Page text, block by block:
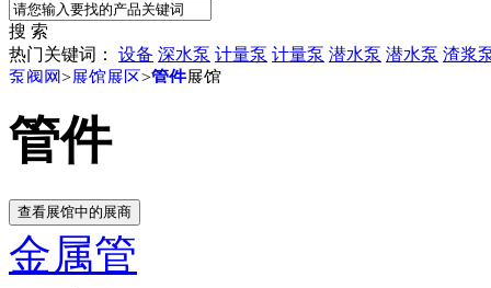
搜 索
热门关键词： 设备 深水泵 计量泵 计量泵 潜水泵 潜水泵 渣浆
泵阀网>展馆展区>管件展馆
管件
金属管